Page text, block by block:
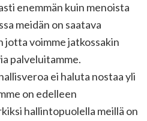
enemmän kuin menoista
meidän on saatava
voimme jatkossakin
palveluitamme.
ei haluta nostaa yli
on edelleen
hallintopuolella meillä on